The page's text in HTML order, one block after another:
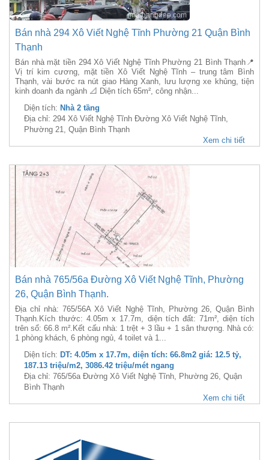
Bán nhà 294 Xô Viết Nghệ Tĩnh Phường 21 Quận Bình
Thạnh
Bán nhà mặt tiền 294 Xô Viết Nghệ Tĩnh Phường 21 Bình Thạnh📍
Vị trí kim cương, mặt tiền Xô Viết Nghệ Tĩnh – trung tâm Bình
Thạnh, vài bước ra nút giao Hàng Xanh, lưu lượng xe khủng, tiện
kinh doanh đa ngành 📐 Diện tích 65m², công nhận...
Diện tích: Nhà 2 tầng
Địa chỉ: 294 Xô Viết Nghệ Tĩnh Đường Xô Viết Nghệ Tĩnh,
Phường 21, Quận Bình Thạnh
Xem chi tiết
Bán nhà 765/56a Đường Xô Viết Nghệ Tĩnh, Phường
26, Quận Bình Thạnh.
Địa chỉ nhà: 765/56A Xô Viết Nghệ Tĩnh, Phường 26, Quận Bình
Thạnh.Kích thước: 4.05m x 17.7m, diện tích đất: 71m², diện tích
trên sổ: 66.8 m².Kết cấu nhà: 1 trệt + 3 lầu + 1 sân thượng. Nhà có:
1 phòng khách, 6 phòng ngủ, 4 toilet và 1...
Diện tích: DT: 4.05m x 17.7m, diện tích: 66.8m2 giá: 12.5 tỷ,
187.13 triệu/m2, 3086.42 triệu/mét ngang
Địa chỉ: 765/56a Đường Xô Viết Nghệ Tĩnh, Phường 26, Quận
Bình Thạnh
Xem chi tiết